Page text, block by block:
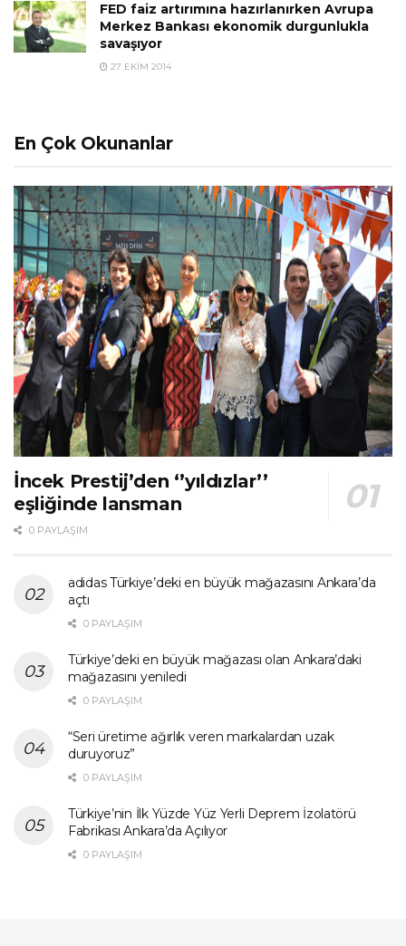
FED faiz artırımına hazırlanırken Avrupa
Merkez Bankası ekonomik durgunlukla
savaşıyor
27 EKIM 2014
En Çok Okunanlar
İncek Prestij’den ‘’yıldızlar’’
eşliğinde lansman
0 PAYLAŞIM
adidas Türkiye’deki en büyük mağazasını Ankara’da
açtı
0 PAYLAŞIM
Türkiye’deki en büyük mağazası olan Ankara’daki
mağazasını yeniledi
0 PAYLAŞIM
“Seri üretime ağırlık veren markalardan uzak
duruyoruz”
0 PAYLAŞIM
Türkiye’nin İlk Yüzde Yüz Yerli Deprem İzolatörü
Fabrikası Ankara’da Açılıyor
0 PAYLAŞIM